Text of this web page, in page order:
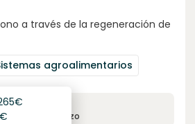
a través de la regeneración de
agroalimentarios
plazo
€
€